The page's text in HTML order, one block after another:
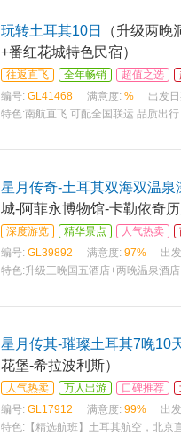
玩转土耳其10日
（升级两
+番红花城特色民宿）
往返直飞 全年畅销 超值之选
编号: GL41468 满意度: %
出发
特色:南航直飞 可配全国联运 品质出
星月传奇-土耳其双海双温泉
城-阿菲永博物馆-卡勒依奇
深度游览 精华景点 人气热卖
编号: GL39892 满意度: 97%
出
特色:升级三晚国五酒店+两晚温泉酒
星月传其-璀璨土耳其7晚10
花堡-希拉波利斯）
人气热卖 万人出游 口碑推荐
编号: GL17912 满意度: 99%
出
特色: 【精选航班】土耳其航空，北